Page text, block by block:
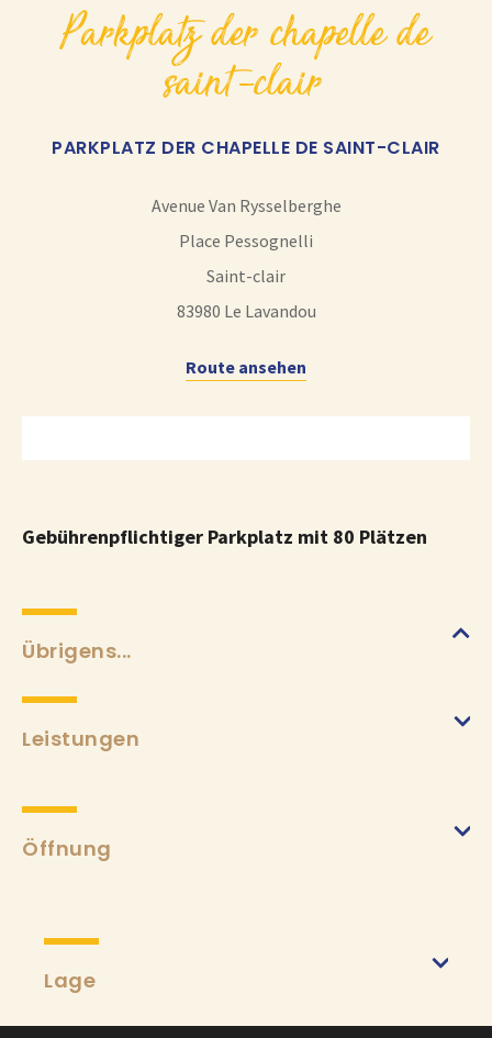
parkplatz der chapelle de
saint-clair
PARKPLATZ DER CHAPELLE DE SAINT-CLAIR
Avenue Van Rysselberghe
Place Pessognelli
Saint-clair
83980 Le Lavandou
Route ansehen
Gebührenpflichtiger Parkplatz mit 80 Plätzen
Übrigens...
Leistungen
Öffnung
Lage